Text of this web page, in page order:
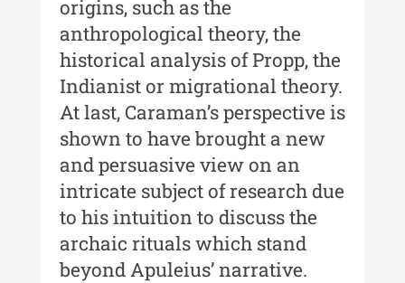
Indexul Complet
Buletinul Centrului de Cercetare și
Conservare-Restaurare a
Patrimoniului
Buletinul Centrului de Cercetare
și Conservare-Restaurare a
Patrimoniului - 2021
Buletinul Centrului de Cercetare
și Conservare-Restaurare a
Patrimoniului - 2020
origins, such as the
anthropological theory, the
historical analysis of Propp, the
Indianist or migrational theory.
At last, Caraman’s perspective is
shown to have brought a new
and persuasive view on an
intricate subject of research due
to his intuition to discuss the
archaic rituals which stand
beyond Apuleius’ narrative.